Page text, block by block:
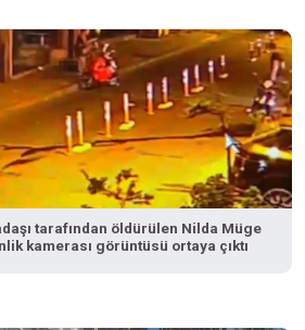
tarafından öldürülen Nilda Müge
kamerası görüntüsü ortaya çıktı